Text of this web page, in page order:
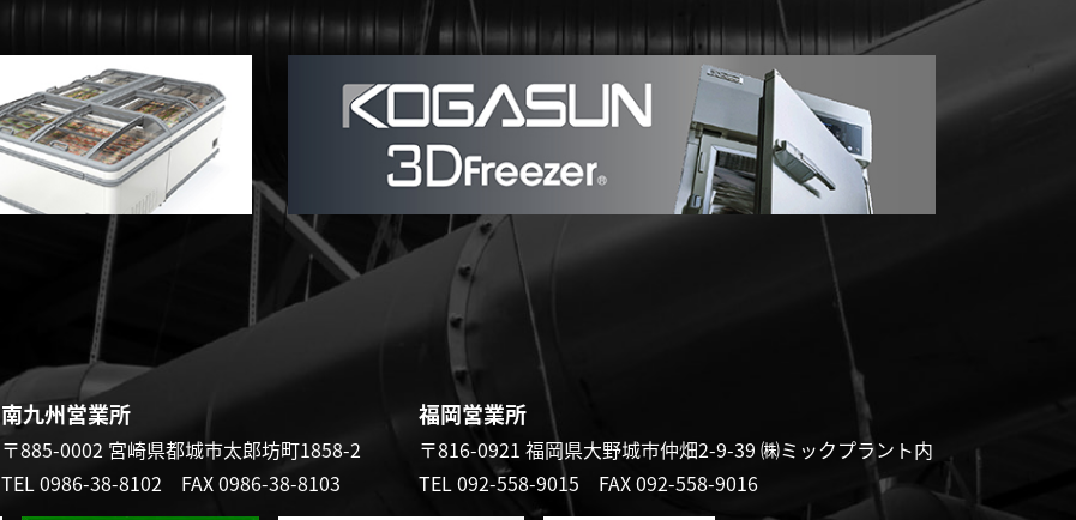
南九州営業所
〒885-0002 宮崎県都城市太郎坊町1858-2
TEL 0986-38-8102 FAX 0986-38-8103
福岡営業所
〒816-0921 福岡県大野城市仲畑2-9-39 ㈱ミックプラント内
TEL 092-558-9015 FAX 092-558-9016